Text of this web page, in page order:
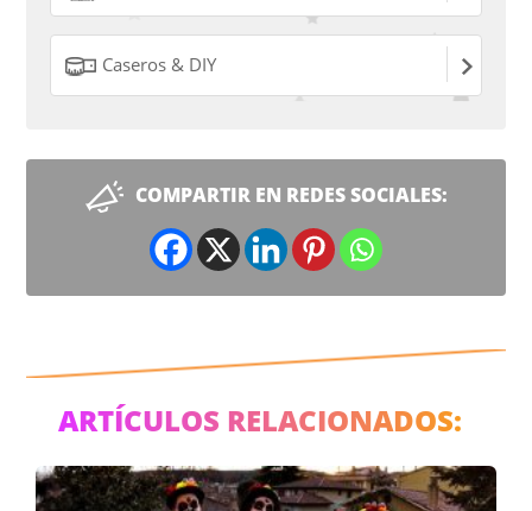
Caseros & DIY
COMPARTIR EN REDES SOCIALES:
ARTÍCULOS RELACIONADOS: